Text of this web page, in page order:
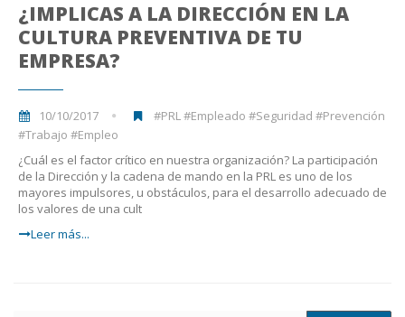
¿IMPLICAS A LA DIRECCIÓN EN LA
CULTURA PREVENTIVA DE TU
EMPRESA?
10/10/2017
#PRL #Empleado #Seguridad #Prevención
#Trabajo #Empleo
¿Cuál es el factor crítico en nuestra organización? La participación
de la Dirección y la cadena de mando en la PRL es uno de los
mayores impulsores, u obstáculos, para el desarrollo adecuado de
los valores de una cult
Leer más...